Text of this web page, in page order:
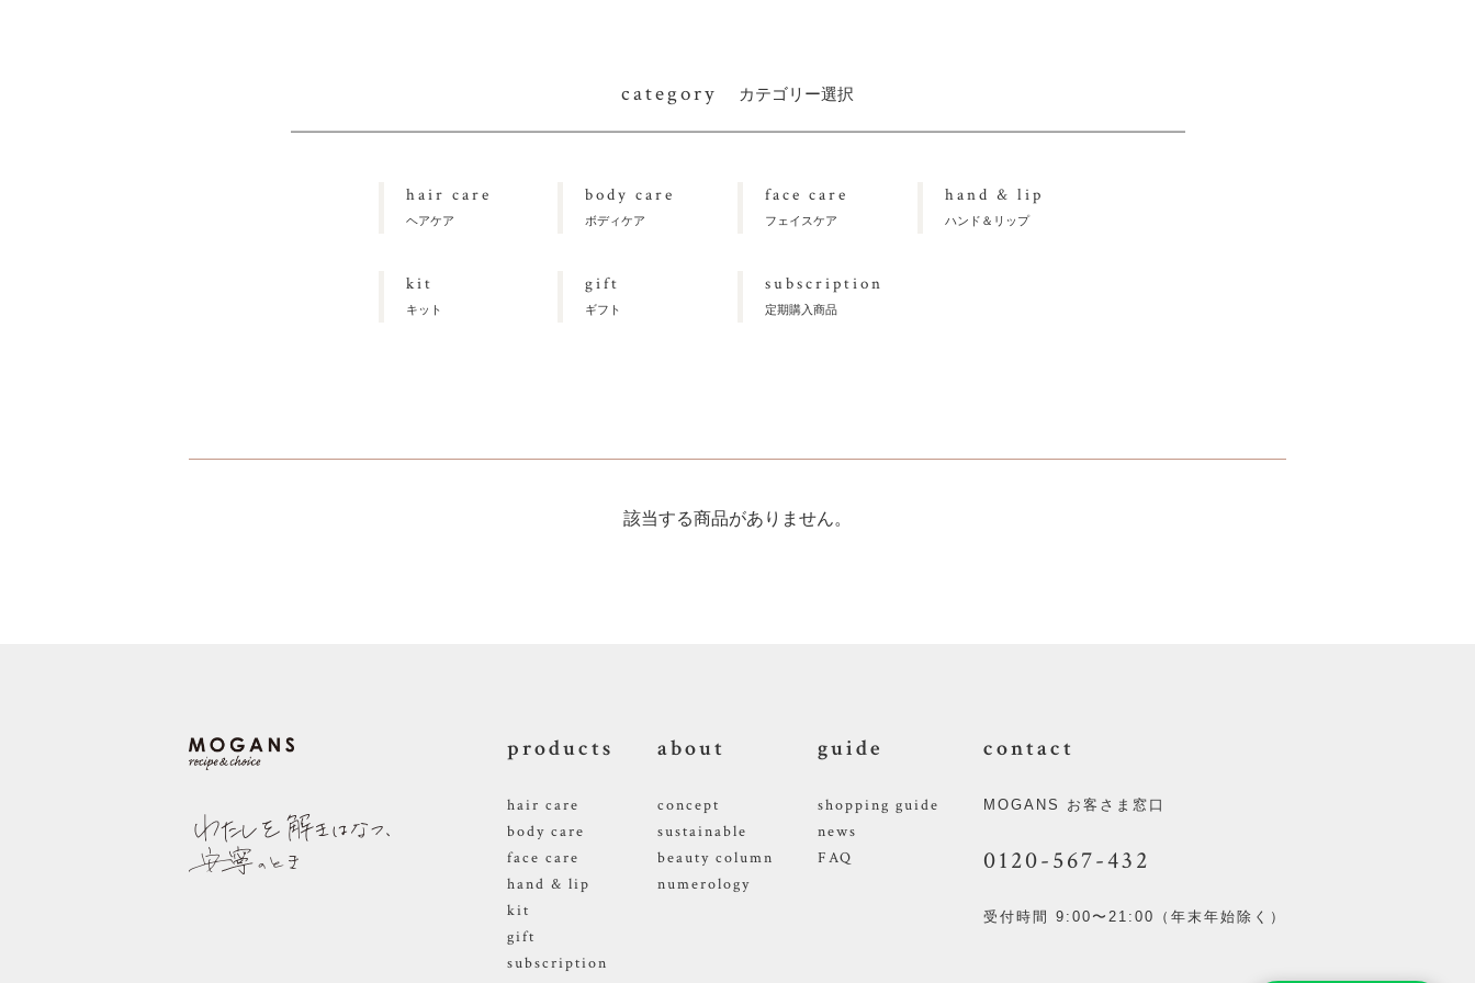
category カテゴリー選択
hair care
ヘアケア
body care
ボディケア
face care
フェイスケア
hand & lip
ハンド＆リップ
kit
キット
gift
ギフト
subscription
定期購入商品
該当する商品がありません。
products
hair care
body care
face care
hand & lip
kit
gift
subscription
about
concept
sustainable
beauty column
numerology
guide
shopping guide
news
FAQ
contact
MOGANS お客さま窓口
0120-567-432
受付時間 9:00〜21:00（年末年始除く）